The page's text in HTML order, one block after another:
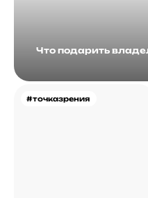
Что подарить
#точказрения